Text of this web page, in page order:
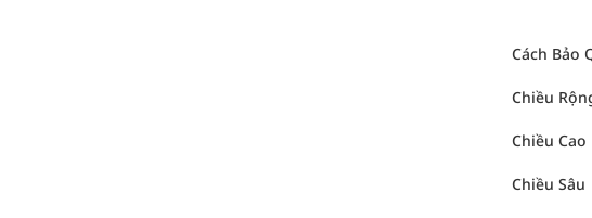
Cách Bảo
Chiều
Chiều Cao
Chiều Sâu